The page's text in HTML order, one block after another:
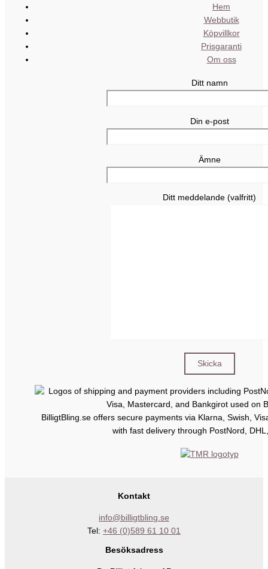
Hem
Webbutik
Köpvillkor
Prisgaranti
Om oss
Ditt namn
Din e-post
Ämne
Ditt meddelande (valfritt)
BilligtBling.se offers secure payments via Klarna, Swish,
with fast delivery through PostNord,
Kontakt
info@billigtbling.se
Tel: +46 (0)589 61 10 01
Besöksadress